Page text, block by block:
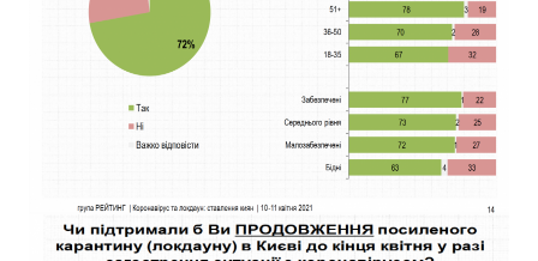
ПОСЛУГИ
Реклама на сайті Фотобанк
Моніторинг Пресцентр